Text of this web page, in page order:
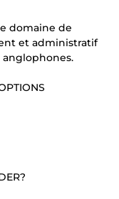
domaine de
et administratif